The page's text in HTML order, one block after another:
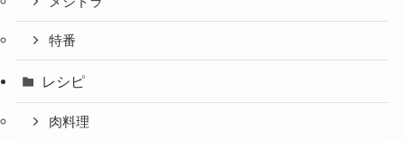
特番
レシピ
肉料理